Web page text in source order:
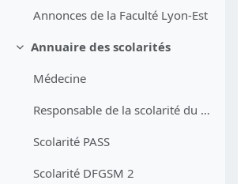
Annonces de la Faculté Lyon-Est
Replier
Annuaire des scolarités
Médecine
Responsable de la scolarité du 1er cycle
Scolarité PASS
Scolarité DFGSM 2